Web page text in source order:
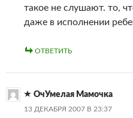
такое не слушают. то,
даже в исполнении
ОТВЕТИТЬ
ОчУмелая Мамочка
13 ДЕКАБРЯ 2007 В 23:37